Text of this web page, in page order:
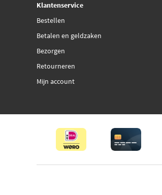
Klantenservice
Bestellen
Betalen en geldzaken
Bezorgen
Retourneren
Mijn account